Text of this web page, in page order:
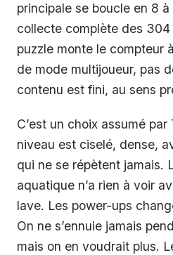
principale se boucle en 8
collecte complète des
puzzle monte le compteur
de mode multijoueur, pas
contenu est fini, au sens
C’est un choix assumé
niveau est ciselé, dense,
qui ne se répètent jamais.
aquatique n’a rien à voir
lave. Les power-ups
On ne s’ennuie jamais
mais on en voudrait plus.